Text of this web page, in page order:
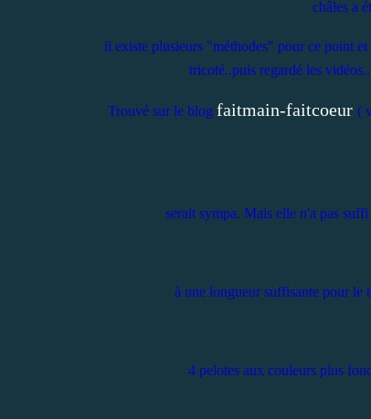
châles a
il existe plusieurs "méthodes" pour ce point
tricoté..puis regardé les
Trouvé sur le blog faitmain-faitcoeur (
serait sympa. Mais elle n'a pas
à une longueur suffisante pour le
4 pelotes aux couleurs plus